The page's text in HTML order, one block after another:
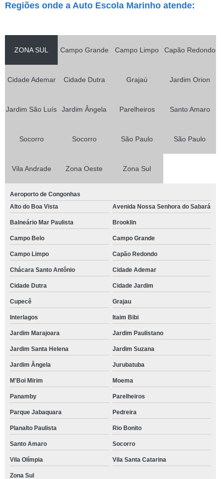
Regiões onde a Auto Escola Marinho atende:
ZONA SUL Campo Grande Campo Limpo Capão Redondo
Cidade Ademar Cidade Dutra Grajaú Jardim Orion
Jardim São Luís Jardim Ângela Parelheiros Santo Amaro
Socorro Socorro São Paulo São Paulo
Vila Andrade Zona Oeste Zona Sul
Aeroporto de Congonhas
Alto do Boa Vista
Avenida Nossa Senhora do Sabará
Balneário Mar Paulista Brooklin
Campo Belo Campo Grande
Campo Limpo Capão Redondo
Chácara Santo Antônio Cidade Ademar
Cidade Dutra Cidade Jardim
Cupecê Grajau
Interlagos Itaim Bibi
Jardim Marajoara Jardim Paulistano
Jardim Santa Helena Jardim Suzana
Jardim Ângela Jurubatuba
M'Boi Mirim Moema
Panamby Parelheiros
Parque Jabaquara Pedreira
Planalto Paulista Rio Bonito
Santo Amaro Socorro
Vila Olímpia Vila Santa Catarina
Zona Sul